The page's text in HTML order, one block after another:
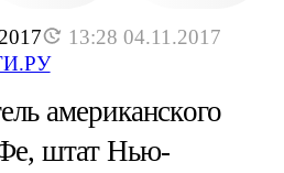
13:28 04.11.2017
американского
штат Нью-